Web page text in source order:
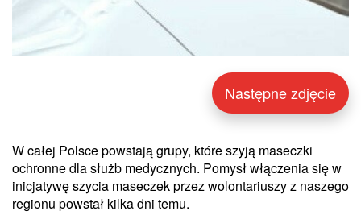
Następne zdjęcie
W całej Polsce powstają grupy, które szyją maseczki
ochronne dla służb medycznych. Pomysł włączenia się w
inicjatywę szycia maseczek przez wolontariuszy z naszego
regionu powstał kilka dni temu.